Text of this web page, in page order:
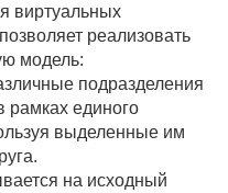
виртуальных
реализовать
модель:
подразделения
рамках единого
выделенные им
на исходный